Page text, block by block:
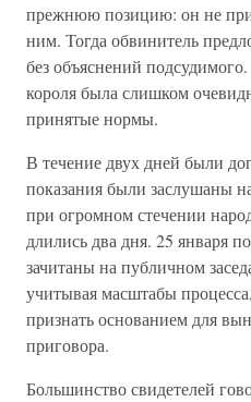
прежнюю позицию: он не
ним. Тогда обвинитель
без объяснений
короля была слишком
принятые нормы.
В течение двух дней были
показания были заслушаны
при огромном стечении
длились два дня. 25 января
зачитаны на публичном
учитывая масштабы
признать основанием для
приговора.
Большинство свидетелей